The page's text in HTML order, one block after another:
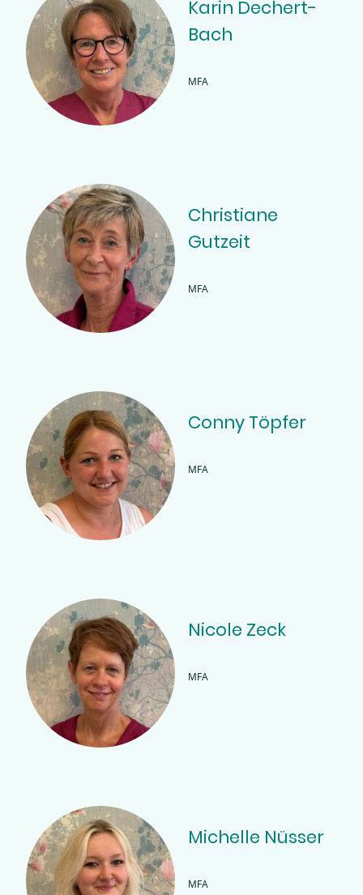
Karin Dechert-
Bach
MFA
Christiane
Gutzeit
MFA
Conny Töpfer
MFA
Nicole Zeck
MFA
Michelle Nüsser
MFA